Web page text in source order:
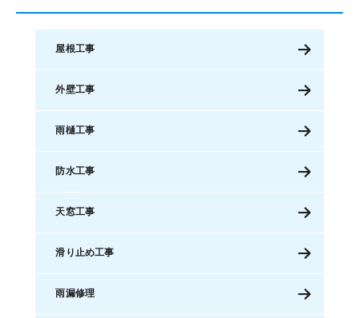
屋根工事
外壁工事
雨樋工事
防水工事
天窓工事
滑り止め工事
雨漏修理